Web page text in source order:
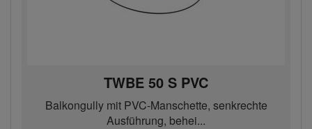
TWBE 50 S PVC
Balkongully mit PVC-Manschette, senkrechte
Ausführung, behei...